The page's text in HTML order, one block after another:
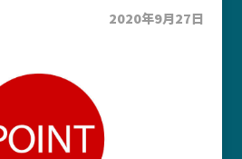
2020年9月27日